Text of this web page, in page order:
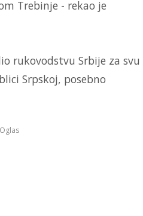
Trebinje - rekao je
rukovodstvu Srbije za svu
Srpskoj, posebno
Oglas